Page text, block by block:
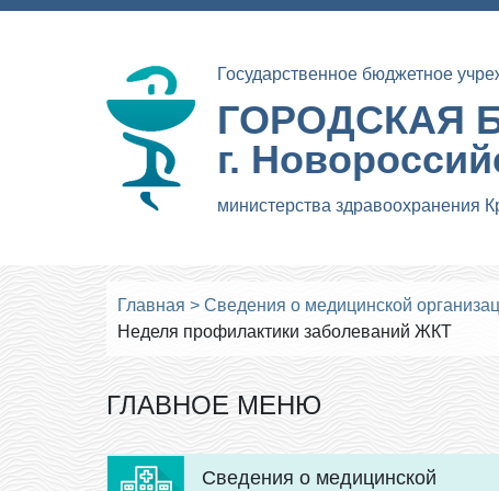
Государственное бюджетное
ГОРОДСКАЯ
г.
министерства здравоохранения
Главная > Сведения о медицинской
Неделя профилактики заболеваний ЖКТ
ГЛАВНОЕ МЕНЮ
Сведения о медицинской